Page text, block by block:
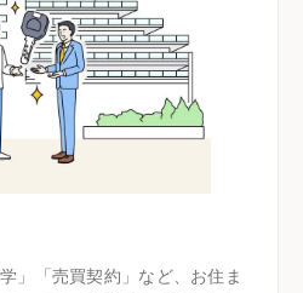
」「売買契約」など、お住ま